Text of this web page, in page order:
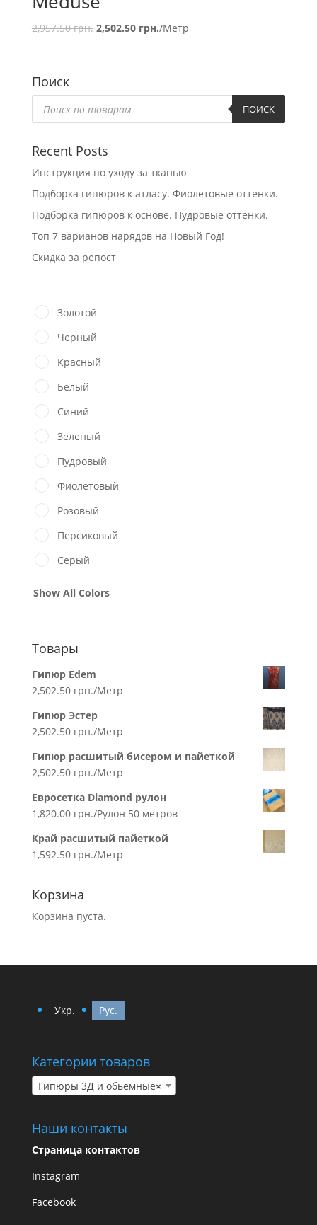
2,957.50грн. 2,502.50 грн./Метр
Поиск
Поиск
товаров ПОИСК
Recent Posts
Инструкция по уходу за тканью
Подборка гипюров к атласу. Фиолетовые оттенки.
Подборка гипюров к основе. Пудровые оттенки.
Топ 7 варианов нарядов на Новый Год!
Скидка за репост
Золотой
Черный
Красный
Белый
Синий
Зеленый
Пудровый
Фиолетовый
Розовый
Персиковый
Серый
Show All Colors
Товары
Гипюр Edem
2,502.50 грн./Метр
Гипюр Эстер
2,502.50 грн./Метр
Гипюр расшитый бисером и пайеткой
2,502.50 грн./Метр
Евросетка Diamond рулон
1,820.00 грн./Рулон 50 метров
Край расшитый пайеткой
1,592.50 грн./Метр
Корзина
Корзина пуста.
Укр. Рус.
Категории товаров
×
Гипюры 3Д и обьемные
Наши контакты
Страница контактов
Instagram
Facebook